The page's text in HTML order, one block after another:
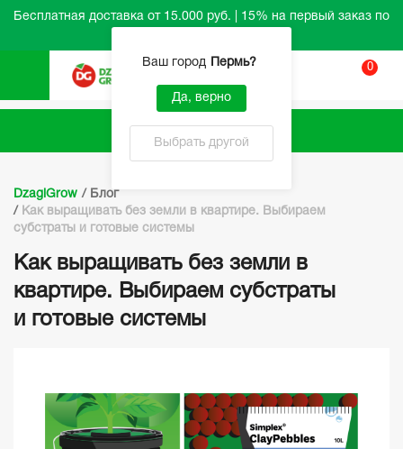
Бесплатная доставка от 15.000 руб. | 15% на первый заказ по
Ваш город Пермь?
Да, верно
Выбрать другой
0
DzagiGrow / Блог
/ Как выращивать без земли в квартире. Выбираем
субстраты и готовые системы
Как выращивать без земли в
квартире. Выбираем субстраты
и готовые системы